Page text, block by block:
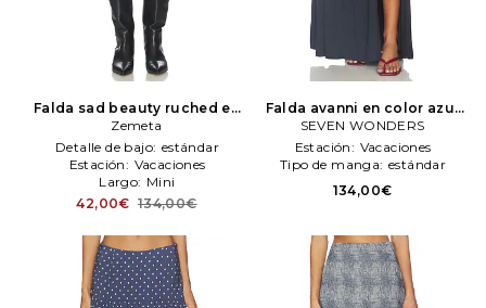
Falda sad beauty ruched en
color azul mareno
Zemeta
Detalle de bajo: estándar
Estación: Vacaciones
Largo: Mini
42,00€ 134,00€
Falda avanni en color azul
mareno SEVEN WONDERS
SEVEN WONDERS
Estación: Vacaciones
Tipo de manga: estándar
134,00€